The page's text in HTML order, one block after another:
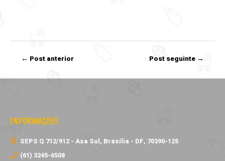
Navegação
← Post anterior Post seguinte →
INFORMAÇÕES
SEPS Q 712/912 - Asa Sul, Brasília - DF, 70390-125
(61) 3245-6508